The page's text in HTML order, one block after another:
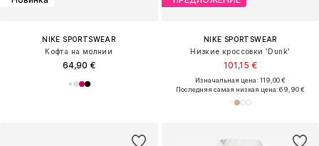
NIKE SPORTSWEAR
Кофта на молнии
64,90 €
NIKE SPORTSWEAR
Низкие кроссовки 'Dunk'
101,15 €
Изначальная цена: 119,00 €
Последняя самая низкая цена:69,90 €